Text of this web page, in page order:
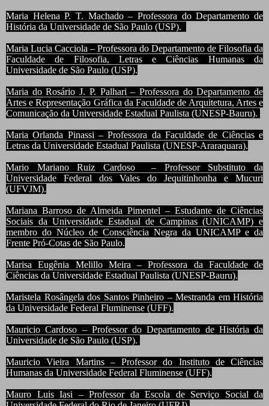
Maria Helena P. T. Machado – Professora do Departamento de
História da Universidade de São Paulo (USP).
Maria Lucia Cacciola – Professora do Departamento de Filosofia da
Faculdade de Filosofia, Letras e Ciências Humanas da
Universidade de São Paulo (USP).
Maria do Rosário J. P. Palhari – Professora do Departamento de
Artes e Representação Gráfica da Faculdade de Arquitetura, Artes e
Comunicação da Universidade Estadual Paulista (UNESP-Bauru).
Maria Orlanda Pinassi – Professora da Faculdade de Ciências e
Letras da Universidade Estadual Paulista (UNESP-Araraquara).
Mario Mariano Ruiz Cardoso – Professor Substituto da
Universidade Federal dos Vales do Jequitinhonha e Mucuri
(UFVJM).
Mariana Barroso de Almeida Pimentel – Estudante de Ciências
Sociais da Universidade Estadual de Campinas (UNICAMP) e
membro do Núcleo de Consciência Negra da UNICAMP e da
Frente Pró-Cotas de São Paulo.
Marisa Eugênia Melillo Meira – Professora da Faculdade de
Ciências da Universidade Estadual Paulista (UNESP-Bauru).
Maristela Rosângela dos Santos Pinheiro – Mestranda em História
da Universidade Federal Fluminense (UFF).
Mauricio Cardoso – Professor do Departamento de História da
Universidade de São Paulo (USP).
Mauricio Vieira Martins – Professor do Instituto de Ciências
Humanas da Universidade Federal Fluminense (UFF).
Mauro Luis Iasi – Professor da Escola de Serviço Social da